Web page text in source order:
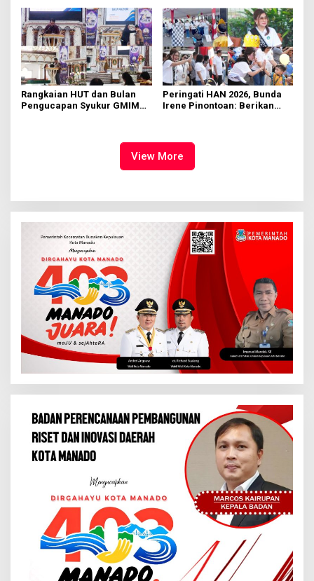
Rangkaian HUT dan Bulan
Pengucapan Syukur GMIM
Peringati HAN 2026, Bunda
Irene Pinontoan: Berikan
View More